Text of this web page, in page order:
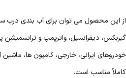
از این محصول می توان برای آب بندی درب
گیربکس، دیفرانسیل، واترپمپ و ترانسمیشن
خودروهای ایرانی، خارجی، کامیون ها،
کاملاً مناسب است.